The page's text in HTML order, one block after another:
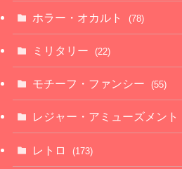
ホラー・オカルト (78)
ミリタリー (22)
モチーフ・ファンシー (55)
レジャー・アミューズメント
レトロ (173)